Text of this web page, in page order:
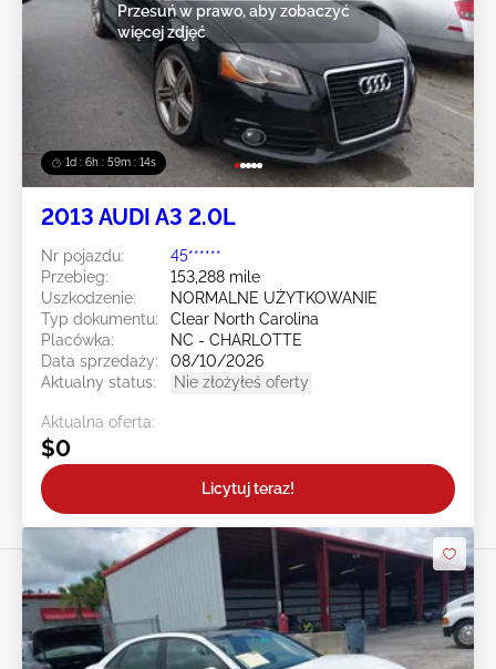
1d : 6h : 59m : 11s
Przesuń w prawo, aby zobaczyć
więcej zdjęć
2013 AUDI A3 2.0L
Nr pojazdu:
45******
Przebieg:
153,288 mile
Uszkodzenie:
NORMALNE UŻYTKOWANIE
Typ dokumentu:
Clear North Carolina
Placówka:
NC - CHARLOTTE
Data sprzedaży:
08/10/2026
Aktualny status:
Nie złożyłeś oferty
Aktualna oferta:
$0
Licytuj teraz!